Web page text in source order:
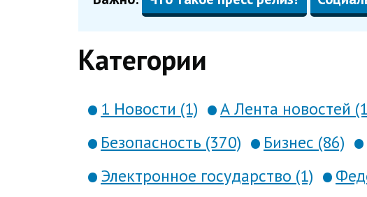
Категории
1 Новости (1) А Лента новостей
Безопасность (370)
Бизнес (86)
Электронное государство (1)